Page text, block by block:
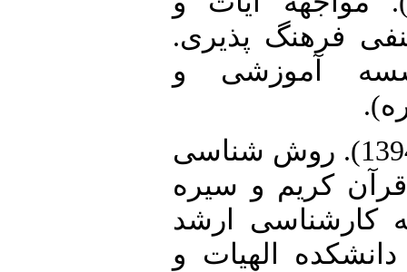
فرهنگ پذیری.
آموزشی و
5. الهی زاده، عبدالله(1394). روش شناسی
کریم و سیره
کارشناسی ارشد
الهیات و